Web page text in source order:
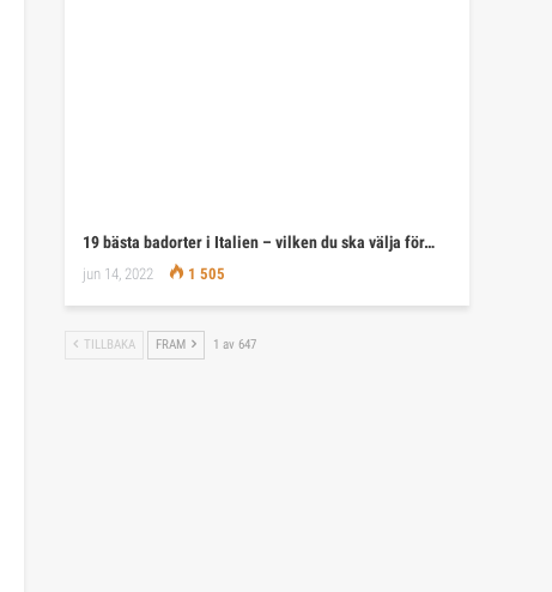
19 bästa badorter i Italien – vilken du ska välja för…
jun 14, 2022 1 505
TILLBAKA FRAM 1 av 647